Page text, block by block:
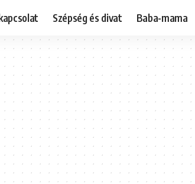
Szépség és divat Baba-mama